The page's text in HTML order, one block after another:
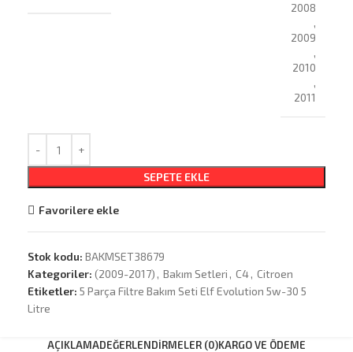
2008
,
2009
,
2010
,
2011
SEPETE EKLE
Favorilere ekle
Stok kodu: BAKMSET38679
Kategoriler: (2009-2017) , Bakım Setleri , C4, Citroen
Etiketler: 5 Parça Filtre Bakım Seti Elf Evolution 5w-30 5
Litre
AÇIKLAMADEĞERLENDIRMELER (0)KARGO VE ÖDEME